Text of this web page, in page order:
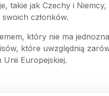
takie jak Czechy i Niemcy,
członków.
który nie ma
które uwzględnią
Europejskiej.